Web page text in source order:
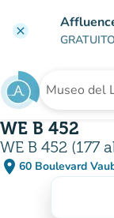
clear
GRATUITO
Cerca una
WE B 452
WE B 452 (177
place 60 Boulevard